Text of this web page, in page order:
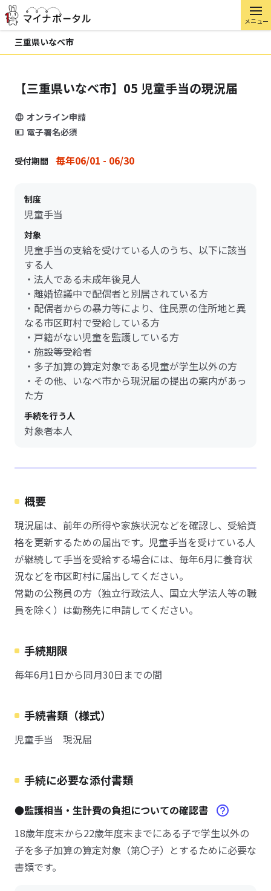
メニュー
三重県いなべ市
【三重県いなべ市】05 児童手当の現況届
オンライン申請
電子署名必須
受付期間 毎年06/01 - 06/30
制度
児童手当
対象
児童手当の支給を受けている人のうち、以下に該当
する人
・法人である未成年後見人
・離婚協議中で配偶者と別居されている方
・配偶者からの暴力等により、住民票の住所地と異
なる市区町村で受給している方
・戸籍がない児童を監護している方
・施設等受給者
・多子加算の算定対象である児童が学生以外の方
・その他、いなべ市から現況届の提出の案内があっ
た方
手続を行う人
対象者本人
概要
現況届は、前年の所得や家族状況などを確認し、受給資
格を更新するための届出です。児童手当を受けている人
が継続して手当を受給する場合には、毎年6月に養育状
況などを市区町村に届出してください。
常勤の公務員の方（独立行政法人、国立大学法人等の職
員を除く）は勤務先に申請してください。
手続期限
毎年6月1日から同月30日までの間
手続書類（様式）
児童手当 現況届
手続に必要な添付書類
●監護相当・生計費の負担についての確認書
18歳年度末から22歳年度末までにある子で学生以外の
子を多子加算の算定対象（第〇子）とするために必要な
書類です。